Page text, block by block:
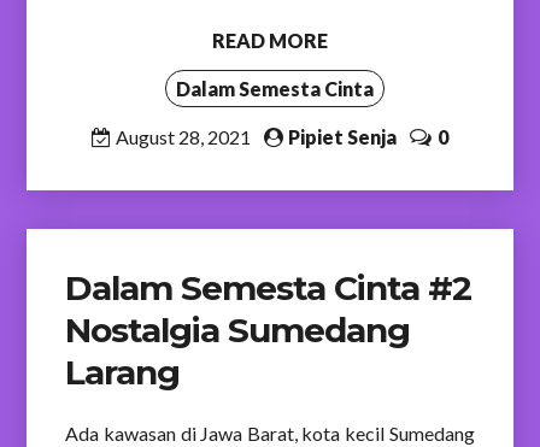
READ MORE
Dalam Semesta Cinta
August 28, 2021 Pipiet Senja 0
Dalam Semesta Cinta #2
Nostalgia Sumedang
Larang
Ada kawasan di Jawa Barat, kota kecil Sumedang